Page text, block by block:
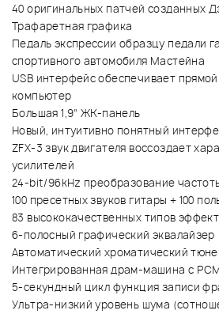
40 оригинальных патчей созданных
Трафаретная графика
Педаль экспрессии образцу педали
спортивного автомобиля Мастейна
USB интерфейс обеспечивает
компьютер
Большая 1,9" ЖК-панель
Новый, интуитивно понятный
ZFX-3 звук двигателя воссоздает
усилителей
24-bit/96kHz преобразование
100 пресетных звуков гитары + 100
83 высококачественных типов
6-полосный графический эквалайзер
Автоматический хроматический
Интегрированная драм-машина с
5-секундный цикл функция записи
Ультра-низкий уровень шума